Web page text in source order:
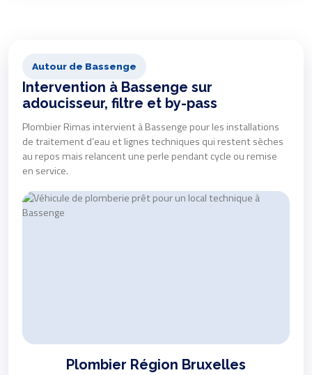
Autour de Bassenge
Intervention à Bassenge sur
adoucisseur, filtre et by-pass
Plombier Rimas intervient à Bassenge pour les installations
de traitement d’eau et lignes techniques qui restent sèches
au repos mais relancent une perle pendant cycle ou remise
en service.
Plombier Région Bruxelles